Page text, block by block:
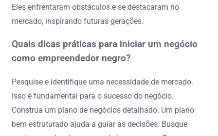
Eles enfrentaram obstáculos e se destacaram no
mercado, inspirando futuras gerações.
Quais dicas práticas para iniciar um negócio
como empreendedor negro?
Pesquise e identifique uma necessidade de mercado.
Isso é fundamental para o sucesso do negócio.
Construa um plano de negócios detalhado. Um plano
bem estruturado ajuda a guiar as decisões. Busque